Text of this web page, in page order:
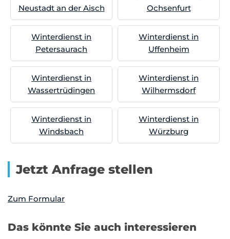
Neustadt an der Aisch
Ochsenfurt
Winterdienst in
Petersaurach
Winterdienst in
Uffenheim
Winterdienst in
Wassertrüdingen
Winterdienst in
Wilhermsdorf
Winterdienst in
Windsbach
Winterdienst in
Würzburg
Jetzt Anfrage stellen
Zum Formular
Das könnte Sie auch interessieren